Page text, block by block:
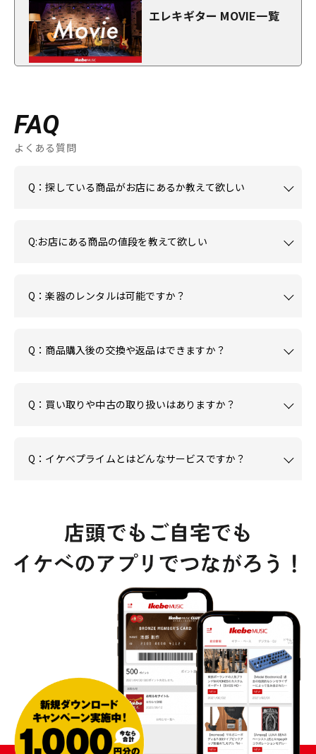
エレキギター MOVIE一覧
FAQ
よくある質問
Q：探している商品がお店にあるか教えて欲しい
Q:お店にある商品の値段を教えて欲しい
Q：楽器のレンタルは可能ですか？
Q：商品購入後の交換や返品はできますか？
Q：買い取りや中古の取り扱いはありますか？
Q：イケベプライムとはどんなサービスですか？